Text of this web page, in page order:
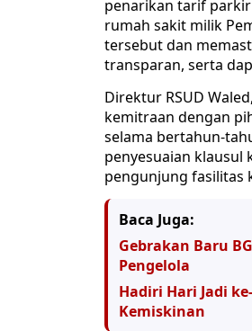
penarikan tarif
rumah sakit milik
tersebut dan
transparan, serta
Direktur RSUD
kemitraan dengan
selama bertahun-
penyesuaian klausul
pengunjung fasilitas
Baca Juga:
Gebrakan Baru
Pengelola
Hadiri Hari Jadi
Kemiskinan